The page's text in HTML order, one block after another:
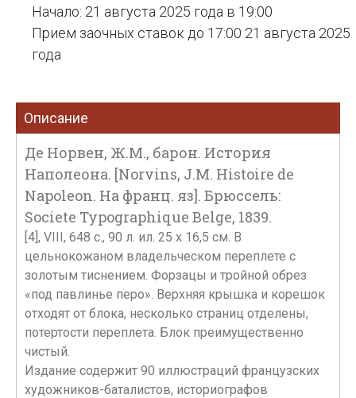
Начало: 21 августа 2025 года в 19:00
Прием заочных ставок до 17:00 21 августа 2025
года
Описание
Де Норвен, Ж.М., барон. История
Наполеона. [Norvins, J.M. Histoire de
Napoleon. На франц. яз]. Брюссель:
Societe Typographique Belge, 1839.
[4], VIII, 648 c., 90 л. ил. 25 x 16,5 см. В
цельнокожаном владельческом переплете с
золотым тиснением. Форзацы и тройной обрез
«под павлинье перо». Верхняя крышка и корешок
отходят от блока, несколько страниц отделены,
потертости переплета. Блок преимущественно
чистый.
Издание содержит 90 иллюстраций французских
художников-баталистов, историографов